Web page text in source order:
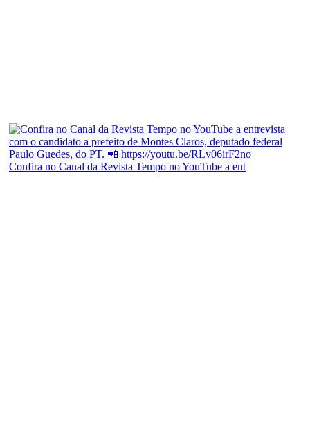
Confira no Canal da Revista Tempo no YouTube a ent